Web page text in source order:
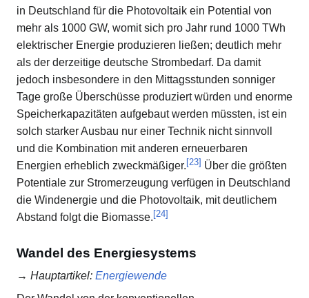
in Deutschland für die Photovoltaik ein Potential von
mehr als 1000 GW, womit sich pro Jahr rund 1000 TWh
elektrischer Energie produzieren ließen; deutlich mehr
als der derzeitige deutsche Strombedarf. Da damit
jedoch insbesondere in den Mittagsstunden sonniger
Tage große Überschüsse produziert würden und enorme
Speicherkapazitäten aufgebaut werden müssten, ist ein
solch starker Ausbau nur einer Technik nicht sinnvoll
und die Kombination mit anderen erneuerbaren
Energien erheblich zweckmäßiger.[23] Über die größten
Potentiale zur Stromerzeugung verfügen in Deutschland
die Windenergie und die Photovoltaik, mit deutlichem
Abstand folgt die Biomasse.[24]
Wandel des Energiesystems
→ Hauptartikel: Energiewende